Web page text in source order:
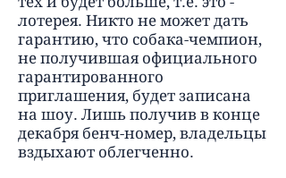
лотерея. Никто не может дать
гарантию, что собака-чемпион,
не получившая официального
гарантированного
приглашения, будет записана
на шоу. Лишь получив в конце
декабря бенч-номер, владельцы
вздыхают облегченно.